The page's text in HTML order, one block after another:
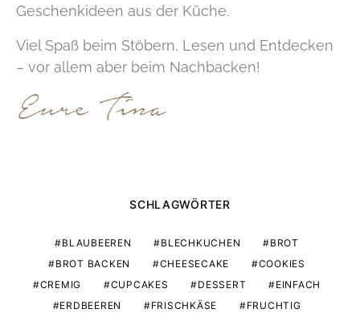
Geschenkideen aus der Küche.
Viel Spaß beim Stöbern, Lesen und Entdecken
– vor allem aber beim Nachbacken!
SCHLAGWÖRTER
BLAUBEEREN BLECHKUCHEN
BROT
BROT BACKEN
CHEESECAKE
COOKIES
CREMIG
CUPCAKES DESSERT
EINFACH
ERDBEEREN
FRISCHKÄSE
FRUCHTIG